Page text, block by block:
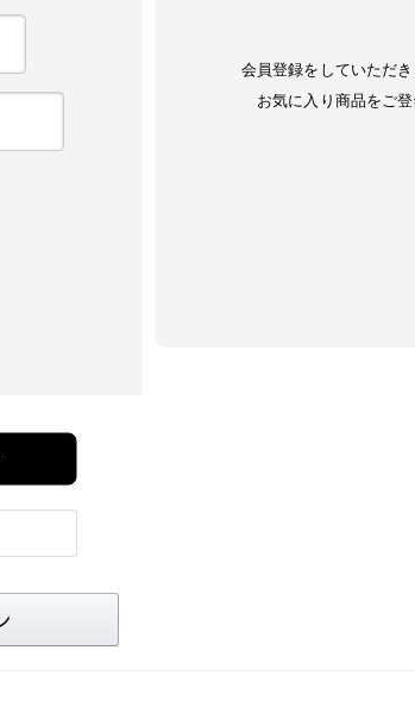
会員登録をしていただ
お気に入り商品をご